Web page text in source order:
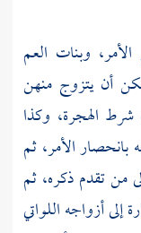
وبنات العم
أن يتزوج منهن
الهجرة، وكذا
بانحصار الأمر، ثم
من تقدم ذكره، ثم
إلى أزواجه اللواتي